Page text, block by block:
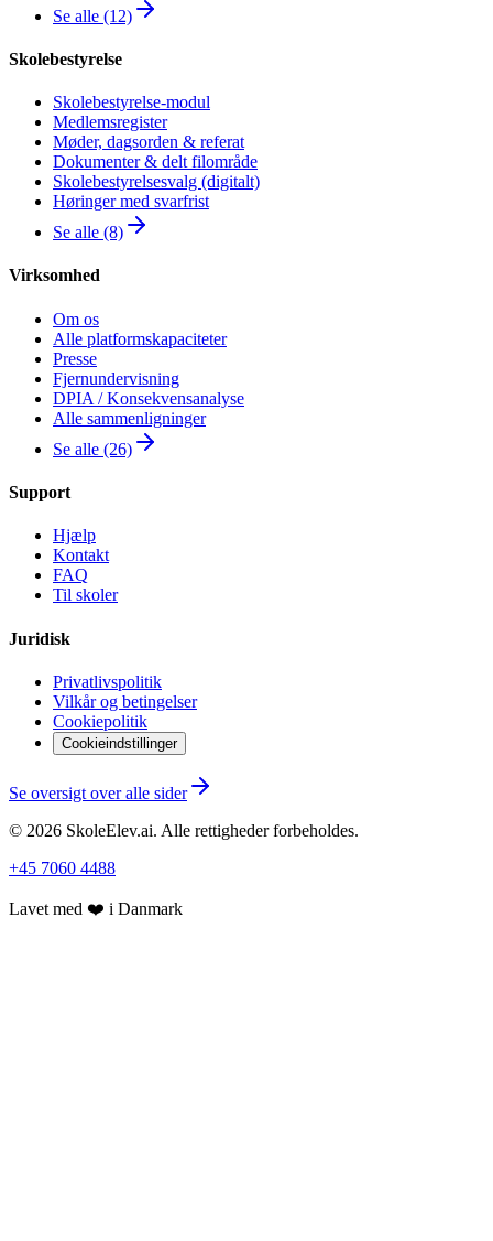
Se alle (12)
Skolebestyrelse
Skolebestyrelse-modul
Medlemsregister
Møder, dagsorden & referat
Dokumenter & delt filområde
Skolebestyrelsesvalg (digitalt)
Høringer med svarfrist
Se alle (8)
Virksomhed
Om os
Alle platformskapaciteter
Presse
Fjernundervisning
DPIA / Konsekvensanalyse
Alle sammenligninger
Se alle (26)
Support
Hjælp
Kontakt
FAQ
Til skoler
Juridisk
Privatlivspolitik
Vilkår og betingelser
Cookiepolitik
Cookieindstillinger
Se oversigt over alle sider
© 2026 SkoleElev.ai. Alle rettigheder forbeholdes.
+45 7060 4488
Lavet med ❤️ i Danmark